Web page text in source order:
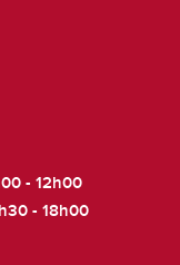
- 12h00
- 18h00